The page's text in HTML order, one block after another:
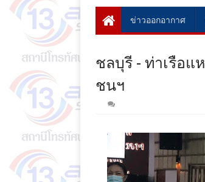
ข่าวออกอากาศ
ชลบุรี - ท่าเรือ
ชนฯ